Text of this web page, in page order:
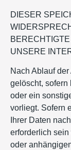
DIESER
UNSERE
Nach Ablauf
gelöscht,
oder ein
vorliegt. Sofern
Ihrer Daten
erforderlich
oder